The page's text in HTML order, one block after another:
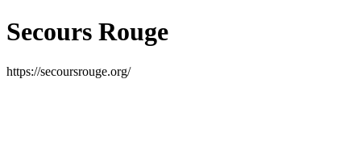
Secours Rouge
https://secoursrouge.org/